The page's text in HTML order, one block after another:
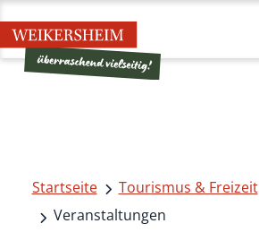
Startseite
Tourismus & Freizeit
Veranstaltungen